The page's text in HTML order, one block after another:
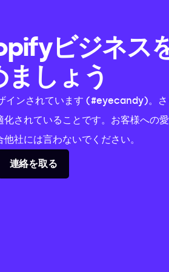
ビジネス
ましょう
インされています (#eyecandy)。さ
されていることです。お客様への
社には言わないでください。
連絡を取る